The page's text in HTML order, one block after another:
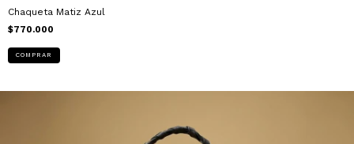
Chaqueta Matiz Azul
$770.000
COMPRAR